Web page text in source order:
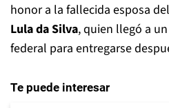
honor a la fallecida esposa
Lula da Silva, quien llegó a
federal para entregarse
Te puede interesar